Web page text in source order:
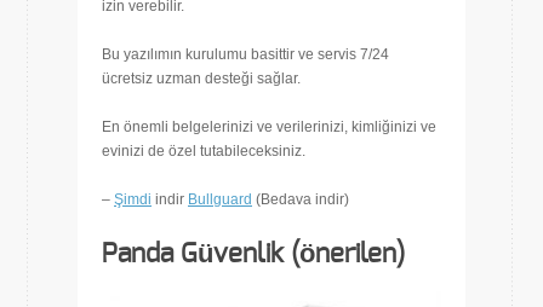
izin verebilir.
Bu yazılımın kurulumu basittir ve servis 7/24
ücretsiz uzman desteği sağlar.
En önemli belgelerinizi ve verilerinizi, kimliğinizi ve
evinizi de özel tutabileceksiniz.
– Şimdi indir Bullguard (Bedava indir)
Panda Güvenlik (önerilen)